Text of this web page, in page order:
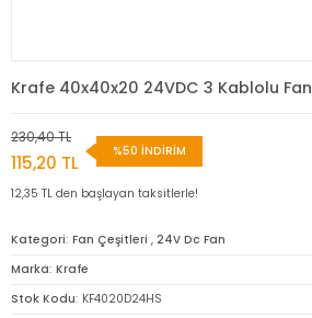
Krafe 40x40x20 24VDC 3 Kablolu Fan
230,40 TL
115,20 TL
%50 İNDİRİM
12,35 TL den başlayan taksitlerle!
Kategori Fan Çeşitleri , 24V Dc Fan
Marka Krafe
Stok Kodu KF4020D24HS